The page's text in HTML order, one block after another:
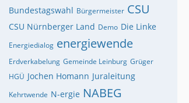
Bundestagswahl Bürgermeister CSU
CSU Nürnberger Land Demo Die Linke
Energiedialog energiewende
Erdverkabelung Gemeinde Leinburg Grüger
HGÜ Jochen Homann Juraleitung
Kehrtwende N-ergie NABEG